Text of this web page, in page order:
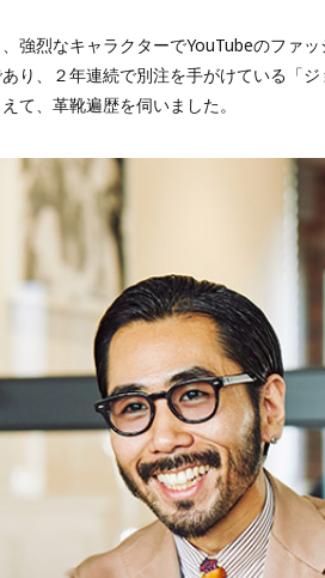
強烈なキャラクターでYouTubeのフ
り、２年連続で別注を手がけている「
て、革靴遍歴を伺いました。